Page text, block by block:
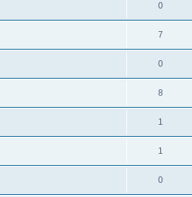
0
7
0
8
1
1
0